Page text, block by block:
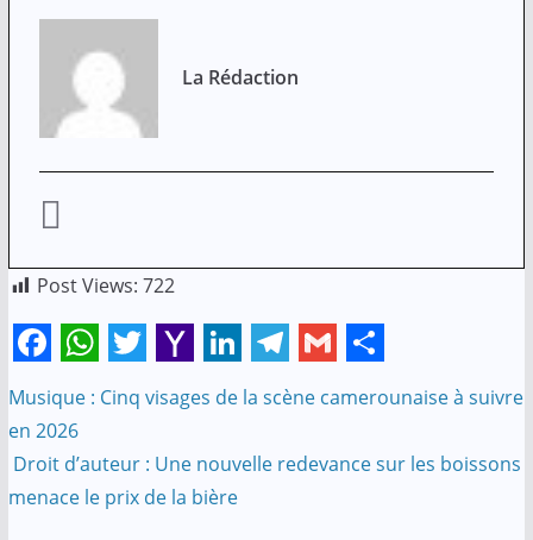
La Rédaction
Post Views: 722
F
a
c
e
h
a
t
T
w
i
t
Y
a
h
o
i
n
k
e
l
m
a
h
a
Navigation
de
l’article
Musique : Cinq visages de la scène camerounaise à suivre
en 2026
Droit d’auteur : Une nouvelle redevance sur les boissons
menace le prix de la bière